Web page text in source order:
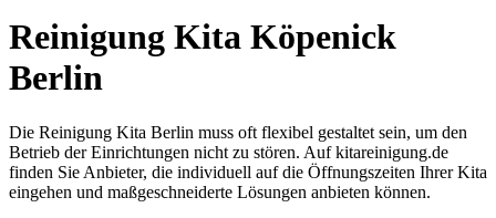
Reinigung Kita Köpenick
Berlin
Die Reinigung Kita Berlin muss oft flexibel gestaltet sein, um den
Betrieb der Einrichtungen nicht zu stören. Auf kitareinigung.de
finden Sie Anbieter, die individuell auf die Öffnungszeiten Ihrer Kita
eingehen und maßgeschneiderte Lösungen anbieten können.